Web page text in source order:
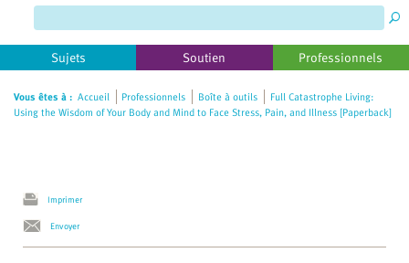
website
includes
an
accessibility
system.
Sujets Soutien Professionnels
Vous êtes à : Accueil Professionnels Boîte à outils
Full Catastrophe Living:
Using the Wisdom of Your Body and Mind to Face Stress, Pain, and Illness [Paperback]
Imprimer
Envoyer